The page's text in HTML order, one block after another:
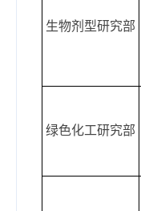
生物剂型研究部
绿色化工研究部